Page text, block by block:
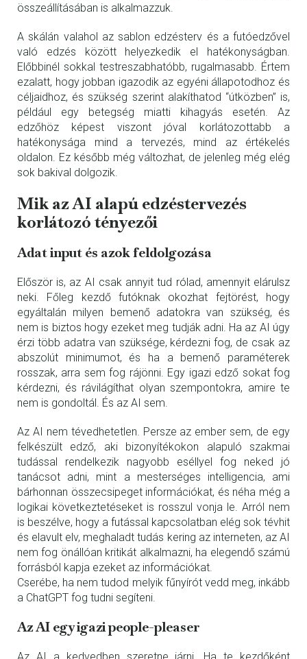
összeállításában is alkalmazzuk.
A skálán valahol az sablon edzésterv és a futóedzővel
való edzés között helyezkedik el hatékonyságban.
Előbbinél sokkal testreszabhatóbb, rugalmasabb. Értem
ezalatt, hogy jobban igazodik az egyéni állapotodhoz és
céljaidhoz, és szükség szerint alakíthatod “útközben” is,
például egy betegség miatti kihagyás esetén. Az
edzőhöz képest viszont jóval korlátozottabb a
hatékonysága mind a tervezés, mind az értékelés
oldalon. Ez később még változhat, de jelenleg még elég
sok bakival dolgozik.
Mik az AI alapú edzéstervezés
korlátozó tényezői
Adat input és azok feldolgozása
Először is, az AI csak annyit tud rólad, amennyit elárulsz
neki. Főleg kezdő futóknak okozhat fejtörést, hogy
egyáltalán milyen bemenő adatokra van szükség, és
nem is biztos hogy ezeket meg tudják adni. Ha az AI úgy
érzi több adatra van szüksége, kérdezni fog, de csak az
abszolút minimumot, és ha a bemenő paraméterek
rosszak, arra sem fog rájönni. Egy igazi edző sokat fog
kérdezni, és rávilágíthat olyan szempontokra, amire te
nem is gondoltál. És az AI sem.
Az AI nem tévedhetetlen. Persze az ember sem, de egy
felkészült edző, aki bizonyítékokon alapuló szakmai
tudással rendelkezik nagyobb eséllyel fog neked jó
tanácsot adni, mint a mesterséges intelligencia, ami
bárhonnan összecsipeget információkat, és néha még a
logikai következtetéseket is rosszul vonja le. Arról nem
is beszélve, hogy a futással kapcsolatban elég sok tévhit
és elavult elv, meghaladt tudás kering az interneten, az AI
nem fog önállóan kritikát alkalmazni, ha elegendő számú
forrásból kapja ezeket az információkat.
Cserébe, ha nem tudod melyik fűnyírót vedd meg, inkább
a ChatGPT fog tudni segíteni.
Az AI egy igazi people-pleaser